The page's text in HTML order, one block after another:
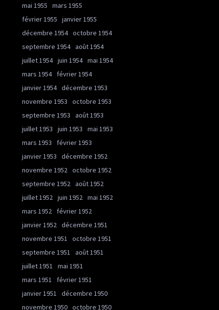
mai 1955
mars 1955
février 1955
janvier 1955
décembre 1954 octobre 1954
septembre 1954 août 1954
juillet 1954 juin 1954 mai 1954
mars 1954
février 1954
janvier 1954 décembre 1953
novembre 1953
octobre 1953
septembre 1953
août 1953
juillet 1953
juin 1953
mai 1953
mars 1953
février 1953
janvier 1953
décembre 1952
novembre 1952 octobre 1952
septembre 1952 août 1952
juillet 1952 juin 1952 mai 1952
mars 1952
février 1952
janvier 1952 décembre 1951
novembre 1951
octobre 1951
septembre 1951
août 1951
juillet 1951
mai 1951
mars 1951
février 1951
janvier 1951
décembre 1950
novembre 1950 octobre 1950